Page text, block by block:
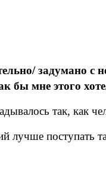
задумано с
бы мне этого
так, как
лучше поступать